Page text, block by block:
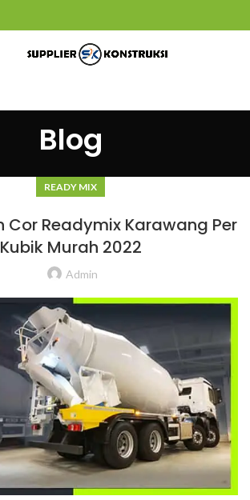
Blog
READY MIX
Cor Readymix Karawang Per
Kubik Murah 2022
Admin